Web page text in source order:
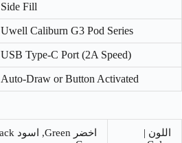
Side Fill
Uwell Caliburn G3 Pod Series
USB Type-C Port (2A Speed)
Auto-Draw or Button Activated
اللون |